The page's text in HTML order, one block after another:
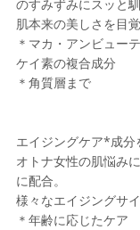
のすみずみにスッと
肌本来の美しさを目
＊マカ・アンビュー
ケイ素の複合成分
＊角質層まで
エイジングケア*成分
オトナ女性の肌悩み
に配合。
様々なエイジングサ
＊年齢に応じたケア